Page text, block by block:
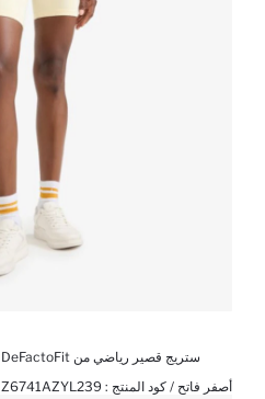
ستريج قصير رياضي من DeFactoFit
أصفر فاتح / كود المنتج : Z6741AZYL239